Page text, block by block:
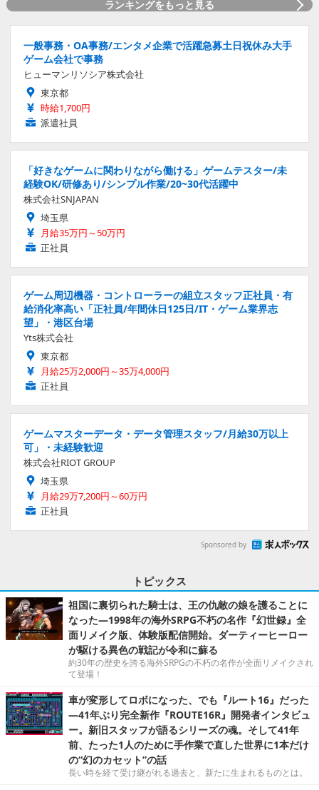
ランキングをもっと見る
一般事務・OA事務/エンタメ企業で活躍急募土日祝休み大手
ゲーム会社で事務
ヒューマンリソシア株式会社
東京都
時給1,700円
派遣社員
「好きなゲームに関わりながら働ける」ゲームテスター/未
経験OK/研修あり/シンプル作業/20~30代活躍中
株式会社SNJAPAN
埼玉県
月給35万円～50万円
正社員
ゲーム周辺機器・コントローラーの組立スタッフ正社員・有
給消化率高い「正社員/年間休日125日/IT・ゲーム業界志
望」・港区台場
Yts株式会社
東京都
月給25万2,000円～35万4,000円
正社員
ゲームマスターデータ・データ管理スタッフ/月給30万以上
可」・未経験歓迎
株式会社RIOT GROUP
埼玉県
月給29万7,200円～60万円
正社員
Sponsored by
トピックス
祖国に裏切られた騎士は、王の仇敵の娘を護ることに
なった―1998年の海外SRPG不朽の名作『幻世録』全
面リメイク版、体験版配信開始。ダーティーヒーロー
が駆ける異色の戦記が令和に蘇る
約30年の歴史を誇る海外SRPGの不朽の名作が全面リメイクされ
て登場！
車が変形してロボになった、でも『ルート16』だった
―41年ぶり完全新作『ROUTE16R』開発者インタビュ
ー。新旧スタッフが語るシリーズの魂。そして41年
前、たった1人のために手作業で直した世界に1本だけ
の“幻のカセット”の話
長い時を経て受け継がれる過去と、新たに生まれるものとは。